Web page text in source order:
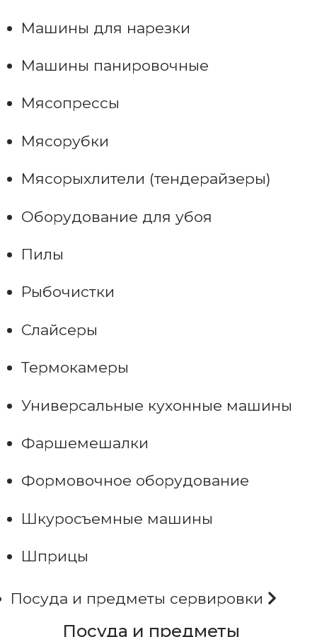
Машины для нарезки
Машины панировочные
Мясопрессы
Мясорубки
Мясорыхлители (тендерайзеры)
Оборудование для убоя
Пилы
Рыбочистки
Слайсеры
Термокамеры
Универсальные кухонные машины
Фаршемешалки
Формовочное оборудование
Шкуросъемные машины
Шприцы
Посуда и предметы сервировки
Посуда и предметы